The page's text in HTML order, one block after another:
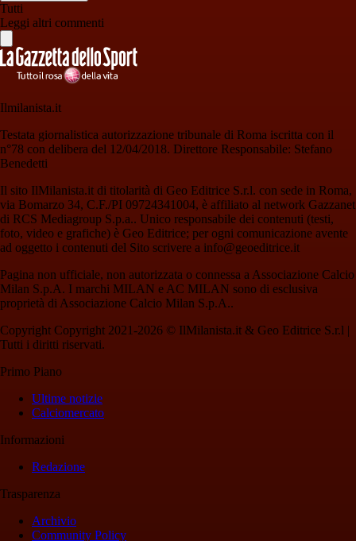
Tutti
Leggi altri commenti
Ilmilanista.it
Testata giornalistica autorizzazione tribunale di Roma iscritta con il
n°78 con delibera del 12/04/2018. Direttore Responsabile: Stefano
Benedetti
Il sito IlMilanista.it di titolarità di Geo Editrice S.r.l. con sede in Roma,
via Bomarzo 34, C.F./PI 09724341004, è affiliato al network Gazzanet
di RCS Mediagroup S.p.a.. Unico responsabile dei contenuti (testi,
foto, video e grafiche) è Geo Editrice; per ogni comunicazione avente
ad oggetto i contenuti del Sito scrivere a info@geoeditrice.it
Pagina non ufficiale, non autorizzata o connessa a Associazione Calcio
Milan S.p.A. I marchi MILAN e AC MILAN sono di esclusiva
proprietà di Associazione Calcio Milan S.p.A..
Copyright Copyright 2021-2026 © IlMilanista.it & Geo Editrice S.r.l |
Tutti i diritti riservati.
Primo Piano
Ultime notizie
Calciomercato
Informazioni
Redazione
Trasparenza
Archivio
Community Policy